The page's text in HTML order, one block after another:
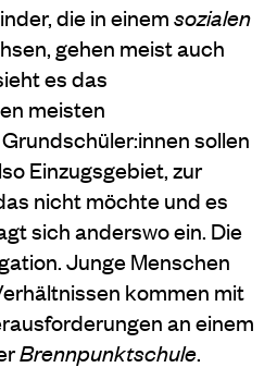
die in einemsozialen
gehen meist auch
es das
meisten
sollen
Einzugsgebiet, zur
nicht möchte und es
sich anderswo ein. Die
Junge Menschen
kommen mit
an einem
Brennpunktschule.